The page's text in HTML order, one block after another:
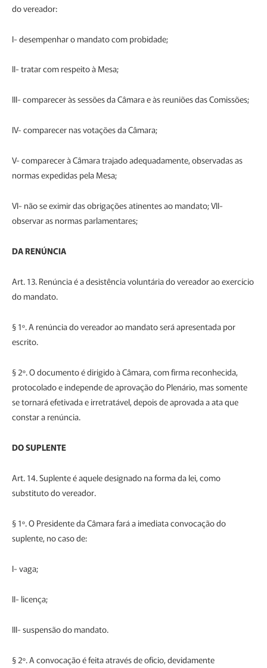
do vereador:
I- desempenhar o mandato com probidade;
II- tratar com respeito à Mesa;
III- comparecer às sessões da Câmara e às reuniões das Comissões;
IV- comparecer nas votações da Câmara;
V- comparecer à Câmara trajado adequadamente, observadas as
normas expedidas pela Mesa;
VI- não se eximir das obrigações atinentes ao mandato; VII-
observar as normas parlamentares;
DA RENÚNCIA
Art. 13. Renúncia é a desistência voluntária do vereador ao exercício
do mandato.
§ 1º. A renúncia do vereador ao mandato será apresentada por
escrito.
§ 2º. O documento é dirigido à Câmara, com firma reconhecida,
protocolado e independe de aprovação do Plenário, mas somente
se tornará efetivada e irretratável, depois de aprovada a ata que
constar a renúncia.
DO SUPLENTE
Art. 14. Suplente é aquele designado na forma da lei, como
substituto do vereador.
§ 1º. O Presidente da Câmara fará a imediata convocação do
suplente, no caso de:
I- vaga;
II- licença;
III- suspensão do mandato.
§ 2º. A convocação é feita através de ofício, devidamente